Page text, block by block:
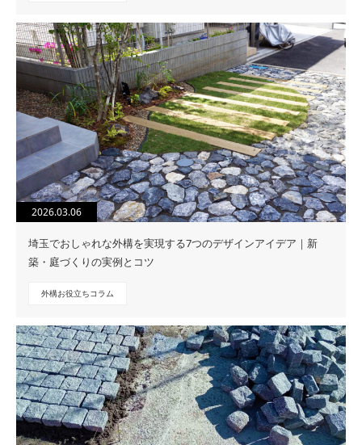
2026.03.06
埼玉でおしゃれな外構を実現する7つのデザインアイデア｜新
築・庭づくりの実例とコツ
外構お役立ちコラム